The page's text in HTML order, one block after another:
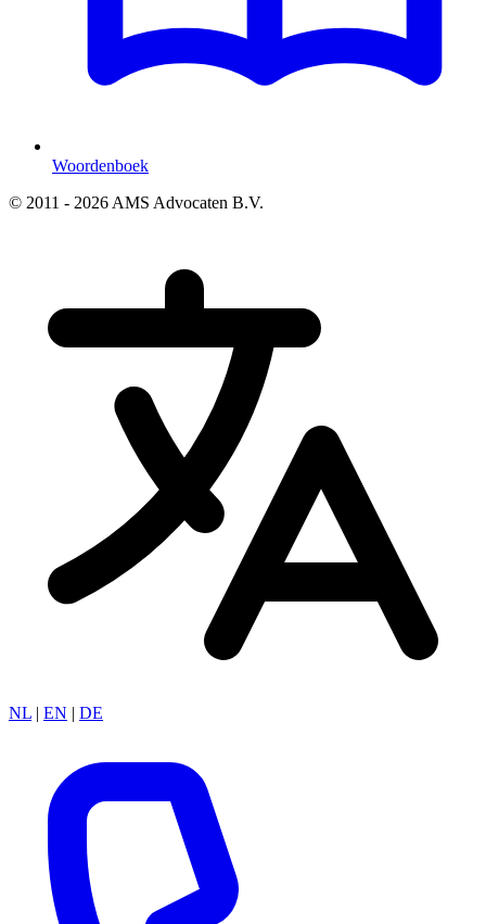
Woordenboek
© 2011 - 2026 AMS Advocaten B.V.
NL | EN | DE